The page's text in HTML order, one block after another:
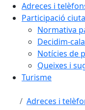
Adreces i
Participació
Normativa
Decidim-
Notícies de
Queixes i
Turisme
Adreces i